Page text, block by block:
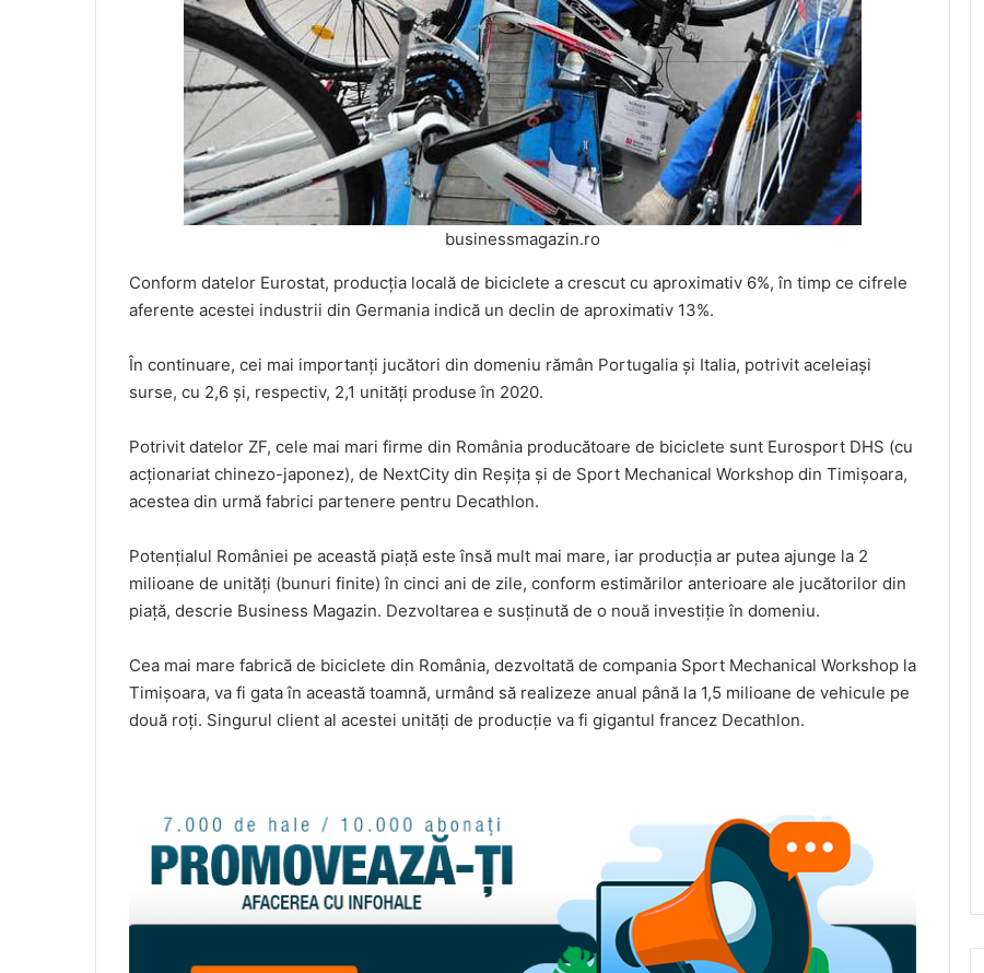
businessmagazin.ro
Conform datelor Eurostat, producţia locală de biciclete a crescut cu aproximativ 6%, în timp ce cifrele
aferente acestei industrii din Germania indică un declin de aproximativ 13%.
În continuare, cei mai importanţi jucători din domeniu rămân Portugalia şi Italia, potrivit aceleiaşi
surse, cu 2,6 și, respectiv, 2,1 unități produse în 2020.
Potrivit datelor ZF, cele mai mari firme din România producătoare de biciclete sunt Eurosport DHS (cu
acţionariat chinezo-japonez), de NextCity din Reşiţa şi de Sport Mechanical Workshop din Timişoara,
acestea din urmă fabrici partenere pentru Decathlon.
Potenţialul României pe această piaţă este însă mult mai mare, iar producţia ar putea ajunge la 2
milioane de unităţi (bunuri finite) în cinci ani de zile, conform estimărilor anterioare ale jucătorilor din
piaţă, descrie Business Magazin. Dezvoltarea e susţinută de o nouă investiţie în domeniu.
Cea mai mare fabrică de biciclete din România, dezvoltată de compania Sport Mechanical Workshop la
Timişoara, va fi gata în această toamnă, urmând să realizeze anual până la 1,5 milioane de vehicule pe
două roţi. Singurul client al acestei unităţi de producţie va fi gigantul francez Decathlon.